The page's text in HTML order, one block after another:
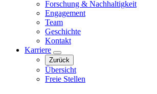
Forschung & Nachhaltigkeit
Engagement
Team
Geschichte
Kontakt
Karriere
Zurück
Übersicht
Freie Stellen